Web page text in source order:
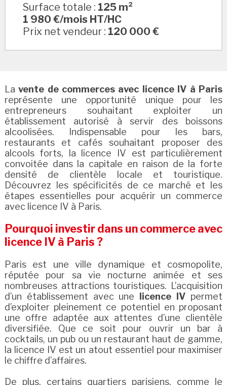
Surface totale : 125 m²
1 980 €/mois HT/HC
Prix net vendeur : 120 000 €
Lavente de commerces avec licence IV à Paris
représente une opportunité unique pour les
entrepreneurs souhaitant exploiter un
établissement autorisé à servir des boissons
alcoolisées. Indispensable pour les bars,
restaurants et cafés souhaitant proposer des
alcools forts, la licence IV est particulièrement
convoitée dans la capitale en raison de la forte
densité de clientèle locale et touristique.
Découvrez les spécificités de ce marché et les
étapes essentielles pour acquérir un commerce
avec licence IV à Paris.
Pourquoi investir dans un commerce avec
licence IV à Paris ?
Paris est une ville dynamique et cosmopolite,
réputée pour sa vie nocturne animée et ses
nombreuses attractions touristiques. L’acquisition
d’un établissement avec une licence IV permet
d’exploiter pleinement ce potentiel en proposant
une offre adaptée aux attentes d’une clientèle
diversifiée. Que ce soit pour ouvrir un bar à
cocktails, un pub ou un restaurant haut de gamme,
la licence IV est un atout essentiel pour maximiser
le chiffre d’affaires.
De plus, certains quartiers parisiens, comme le